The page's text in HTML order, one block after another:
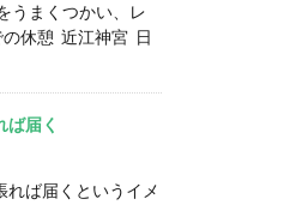
うまくつかい、レ
休憩 近江神宮 日
ば届く
ば届くというイメ